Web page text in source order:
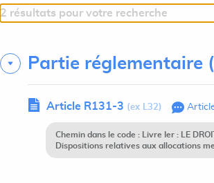
2 résultats pour votre recherche
Partie réglementaire
Article R131-3 (ex L32)
Chemin dans le code : Livre Ier : LE
Dispositions relatives aux allocations